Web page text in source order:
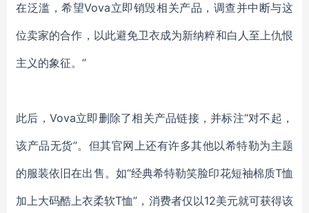
在泛滥，希望Vova立即销毁相关产品，调查并中断与这
位卖家的合作，以此避免卫衣成为新纳粹和白人至上仇恨
主义的象征。”
此后，Vova立即删除了相关产品链接，并标注“对不起，
该产品无货”。但其官网上还有许多其他以希特勒为主题
的服装依旧在出售。如“经典希特勒笑脸印花短袖棉质T恤
加上大码酷上衣柔软T恤”，消费者仅以12美元就可获得该